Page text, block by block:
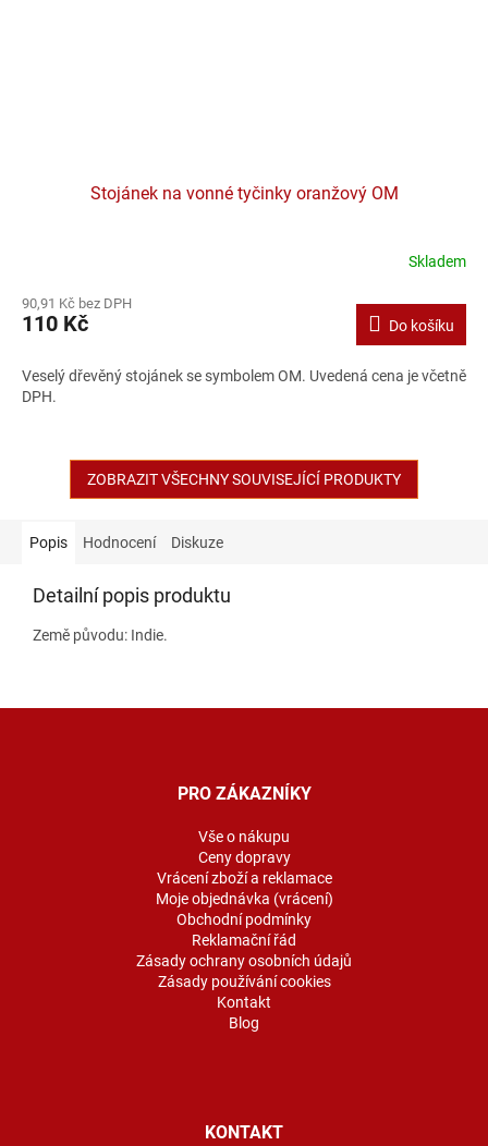
Stojánek na vonné tyčinky oranžový OM
Skladem
90,91 Kč bez DPH
110 Kč Do košíku
Veselý dřevěný stojánek se symbolem OM. Uvedená cena je včetně
DPH.
ZOBRAZIT VŠECHNY SOUVISEJÍCÍ PRODUKTY
Popis Hodnocení Diskuze
Detailní popis produktu
Země původu: Indie.
PRO ZÁKAZNÍKY
Vše o nákupu
Ceny dopravy
Vrácení zboží a reklamace
Moje objednávka (vrácení)
Obchodní podmínky
Reklamační řád
Zásady ochrany osobních údajů
Zásady používání cookies
Kontakt
Blog
KONTAKT